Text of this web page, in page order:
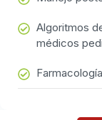
Algoritmos
médicos